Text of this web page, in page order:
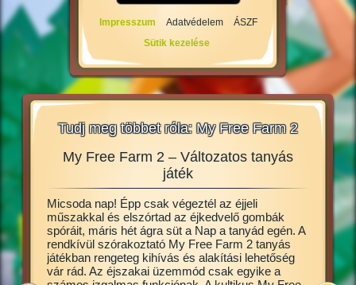
Impresszum Adatvédelem
ÁSZF
Sütik kezelése
Tudj meg többet róla: My Free Farm 2
ki a
My Free Farm 2 – Változatos tanyás
játék
Micsoda nap! Épp csak végeztél az éjjeli
műszakkal és elszórtad az éjkedvelő gombák
spóráit, máris hét ágra süt a Nap a tanyád egén. A
rendkívül szórakoztató My Free Farm 2 tanyás
játékban rengeteg kihívás és alakítási lehetőség
vár rád. Az éjszakai üzemmód csak egyike a
My
online
lehet.